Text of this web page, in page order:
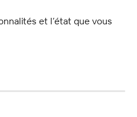
et l’état que vous